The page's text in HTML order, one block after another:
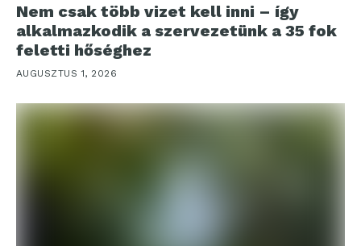
Nem csak több vizet kell inni – így
alkalmazkodik a szervezetünk a 35 fok
feletti hőséghez
AUGUSZTUS 1, 2026